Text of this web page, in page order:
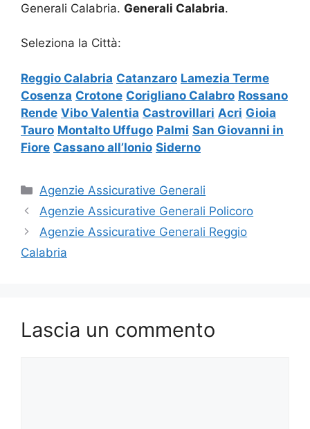
Generali Calabria. Generali Calabria.
Seleziona la Città:
Reggio Calabria Catanzaro Lamezia Terme
Cosenza Crotone Corigliano Calabro Rossano
Rende Vibo Valentia Castrovillari Acri Gioia
Tauro Montalto Uffugo Palmi San Giovanni in
Fiore Cassano all’Ionio Siderno
Categorie
Agenzie Assicurative Generali
Agenzie Assicurative Generali Policoro
Agenzie Assicurative Generali Reggio
Calabria
Lascia un commento